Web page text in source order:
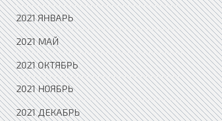
2021 ЯНВАРЬ
2021 МАЙ
2021 ОКТЯБРЬ
2021 НОЯБРЬ
2021 ДЕКАБРЬ